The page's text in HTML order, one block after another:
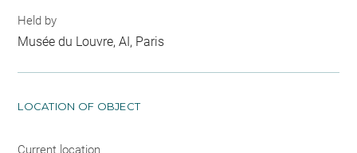
Held by
Musée du Louvre, AI, Paris
LOCATION OF OBJECT
Current location